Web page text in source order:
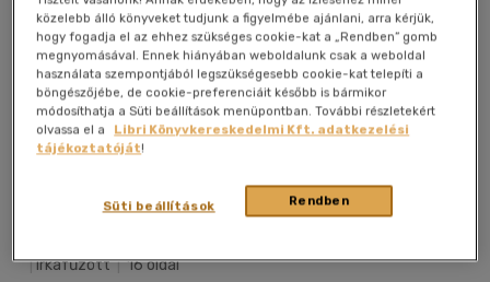
|irkafűzött|16 oldal
közelebb álló könyveket tudjunk a figyelmébe ajánlani, arra kérjük,
hogy fogadja el az ehhez szükséges cookie-kat a „Rendben” gomb
megnyomásával. Ennek hiányában weboldalunk csak a weboldal
használata szempontjából legszükségesebb cookie-kat telepíti a
böngészőjébe, de cookie-preferenciáit később is bármikor
módosíthatja a Süti beállítások menüpontban. További részletekért
olvassa el a
Libri Könyvkereskedelmi Kft. adatkezelési
tájékoztatóját!
Rendben
Süti beállítások